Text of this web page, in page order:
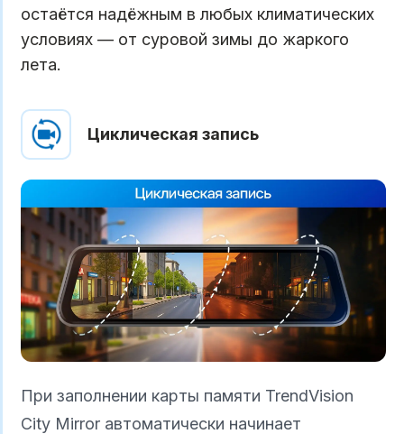
остаётся надёжным в любых климатических
условиях — от суровой зимы до жаркого
лета.
Циклическая запись
При заполнении карты памяти TrendVision
City Mirror автоматически начинает